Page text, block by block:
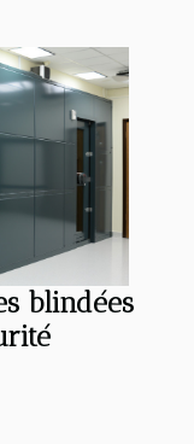
blindées